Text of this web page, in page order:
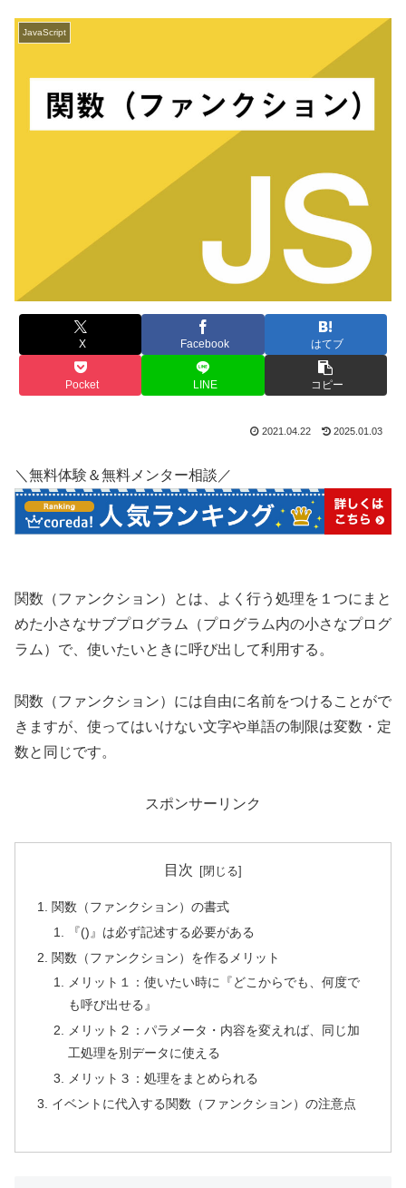
JavaScript
X Facebook はてブ
Pocket LINE コピー
2021.04.22 2025.01.03
＼無料体験＆無料メンター相談／
関数（ファンクション）とは、よく行う処理を１つにまと
めた小さなサブプログラム（プログラム内の小さなプログ
ラム）で、使いたいときに呼び出して利用する。
関数（ファンクション）には自由に名前をつけることがで
きますが、使ってはいけない文字や単語の制限は変数・定
数と同じです。
スポンサーリンク
目次
関数（ファンクション）の書式
『()』は必ず記述する必要がある
関数（ファンクション）を作るメリット
メリット１：使いたい時に『どこからでも、何度で
も呼び出せる』
メリット２：パラメータ・内容を変えれば、同じ加
工処理を別データに使える
メリット３：処理をまとめられる
イベントに代入する関数（ファンクション）の注意点